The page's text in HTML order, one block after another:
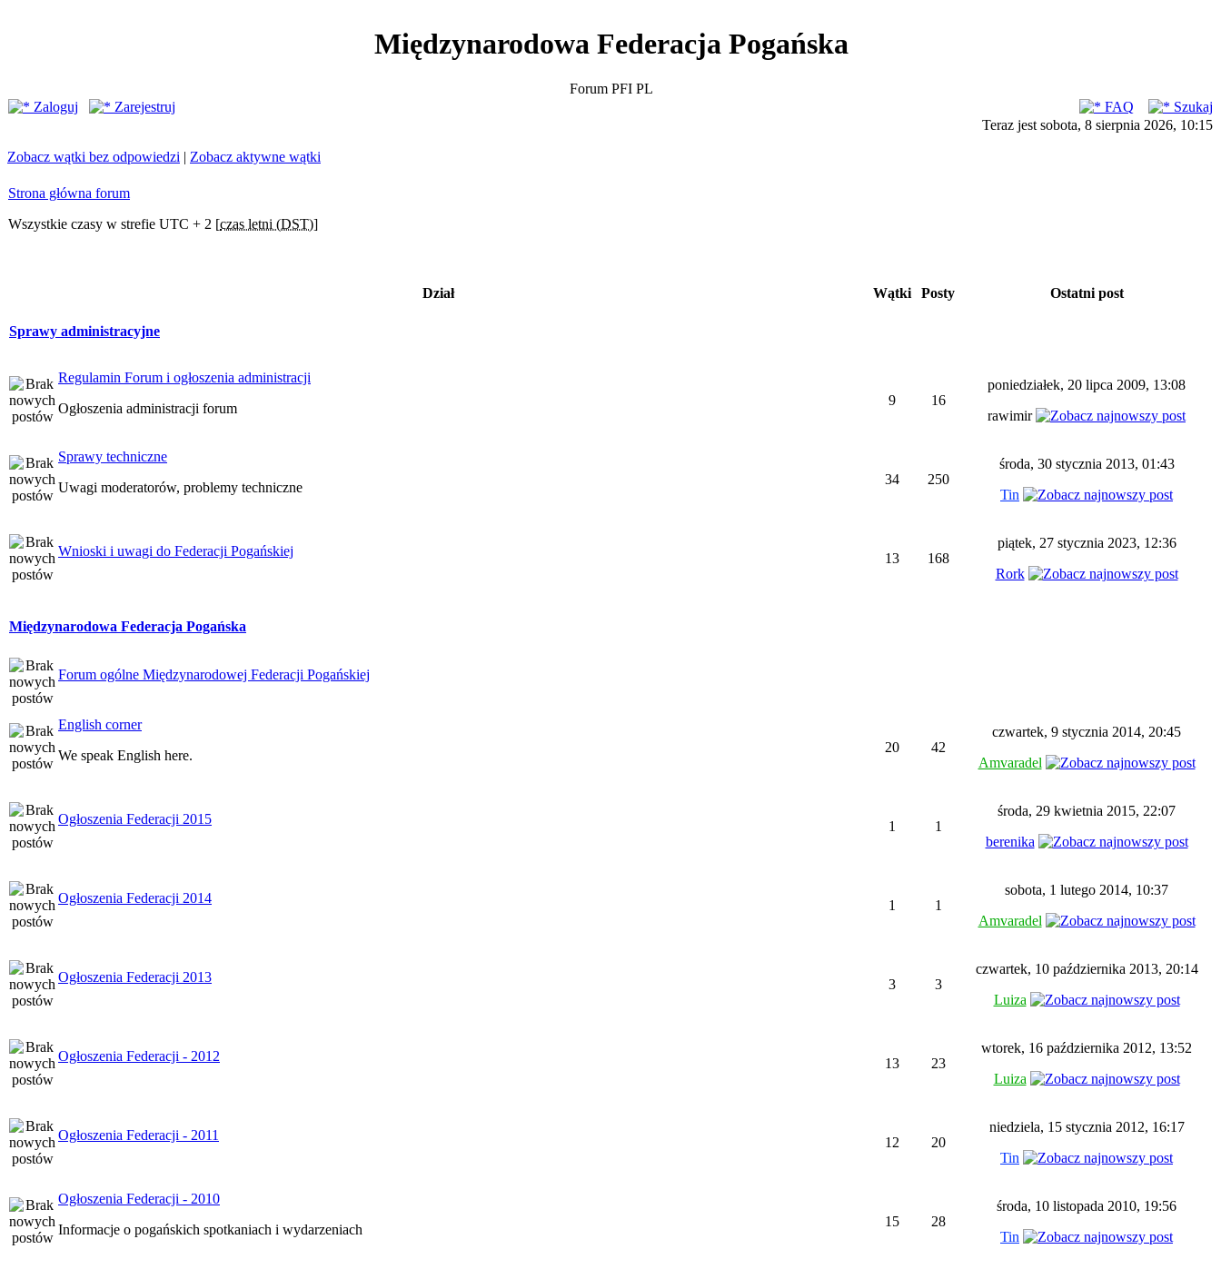
Międzynarodowa Federacja Pogańska
Forum PFI PL
Zaloguj
Zarejestruj FAQ
Szukaj
Teraz jest sobota, 8 sierpnia 2026, 10:15
Zobacz wątki bez odpowiedzi | Zobacz aktywne wątki
Strona główna forum
Wszystkie czasy w strefie UTC + 2 [czas letni (DST)]
Dział Wątki Posty Ostatni post
Sprawy administracyjne
Regulamin Forum i ogłoszenia administracji
Ogłoszenia administracji forum
9 16
poniedziałek, 20 lipca 2009, 13:08
rawimir
Sprawy techniczne
Uwagi moderatorów, problemy techniczne
34 250
środa, 30 stycznia 2013, 01:43
Tin
Wnioski i uwagi do Federacji Pogańskiej 13 168
piątek, 27 stycznia 2023, 12:36
Rork
Międzynarodowa Federacja Pogańska
Forum ogólne Międzynarodowej Federacji Pogańskiej
English corner
We speak English here.
20 42
czwartek, 9 stycznia 2014, 20:45
Amvaradel
Ogłoszenia Federacji 2015 1 1
środa, 29 kwietnia 2015, 22:07
berenika
Ogłoszenia Federacji 2014 1 1
sobota, 1 lutego 2014, 10:37
Amvaradel
Ogłoszenia Federacji 2013 3 3
czwartek, 10 października 2013, 20:14
Luiza
Ogłoszenia Federacji - 2012 13 23
wtorek, 16 października 2012, 13:52
Luiza
Ogłoszenia Federacji - 2011 12 20
niedziela, 15 stycznia 2012, 16:17
Tin
Ogłoszenia Federacji - 2010
Informacje o pogańskich spotkaniach i wydarzeniach
15 28
środa, 10 listopada 2010, 19:56
Tin